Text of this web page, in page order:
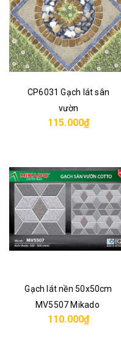
CP6031 Gạch lát sân
vườn
115.000₫
Gạch lát nền 50x50cm
MV5507 Mikado
110.000₫